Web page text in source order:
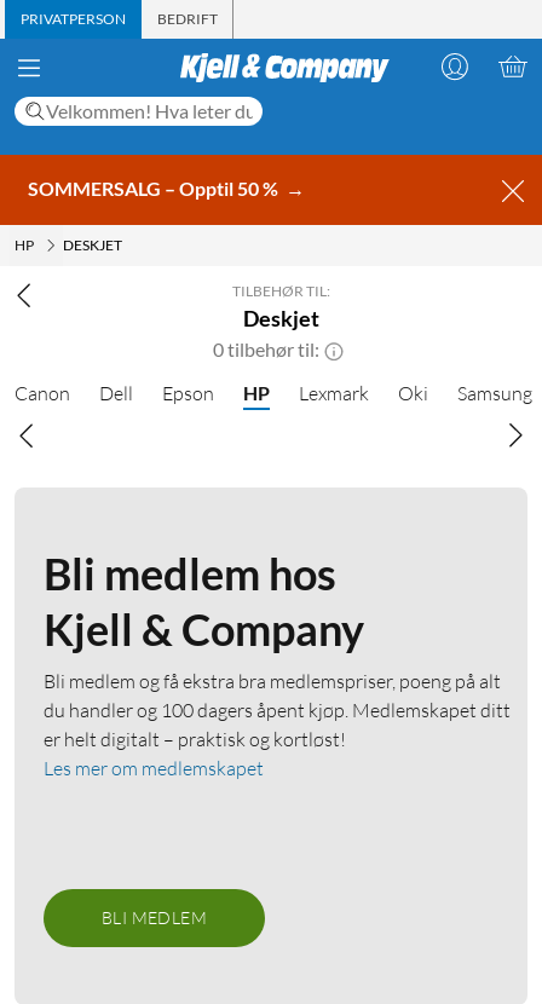
PRIVATPERSON BEDRIFT
SOMMERSALG – Opptil 50 % →
HP DESKJET
TILBEHØR TIL:
Deskjet
0 tilbehør til:
Canon Dell Epson HP Lexmark Oki Samsung
Bli medlem hos
Kjell & Company
Bli medlem og få ekstra bra medlemspriser, poeng på alt
du handler og 100 dagers åpent kjøp. Medlemskapet ditt
er helt digitalt – praktisk og kortløst!
Les mer om medlemskapet
BLI MEDLEM